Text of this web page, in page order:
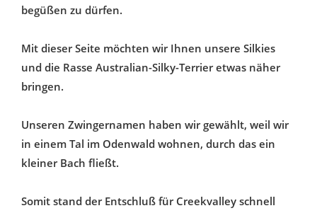
begüßen zu dürfen.
Mit dieser Seite möchten wir Ihnen unsere Silkies
und die Rasse Australian-Silky-Terrier etwas näher
bringen.
Unseren Zwingernamen haben wir gewählt, weil wir
in einem Tal im Odenwald wohnen, durch das ein
kleiner Bach fließt.
Somit stand der Entschluß für Creekvalley schnell